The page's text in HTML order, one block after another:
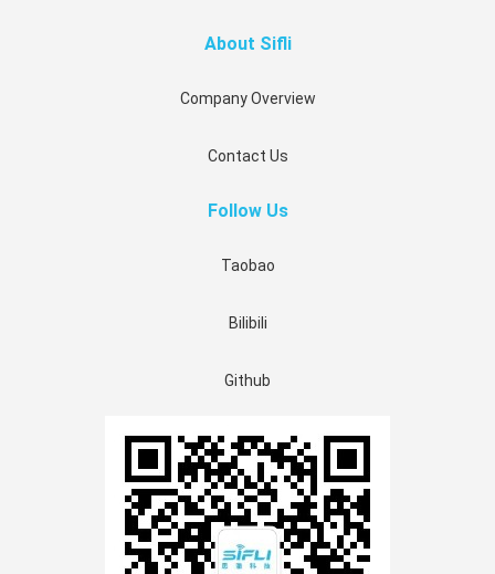
About Sifli
Company Overview
Contact Us
Follow Us
Taobao
Bilibili
Github